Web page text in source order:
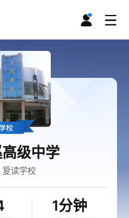
级中学
复读学校
1分钟